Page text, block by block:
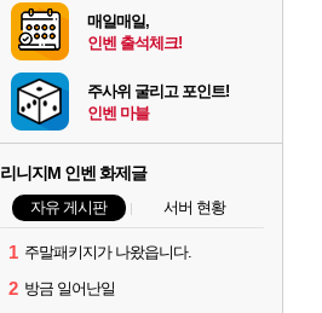
매일매일,
인벤 출석체크!
주사위 굴리고 포인트!
인벤 마블
리니지M 인벤 화제글
자유 게시판 서버 현황
1 주말패키지가 나왔읍니다.
2 방금 일어난일